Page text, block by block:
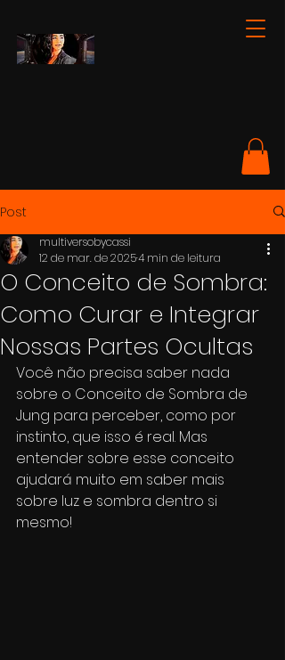
Post
O Conceito de Sombra:
Como Curar e Integrar
Nossas Partes Ocultas
multiversobycassi
12 de mar. de 20254 min de leitura
Você não precisa saber nada
sobre o Conceito de Sombra de
Jung para perceber, como por
instinto, que isso é real. Mas
entender sobre esse conceito
ajudará muito em saber mais
sobre luz e sombra dentro si
mesmo!